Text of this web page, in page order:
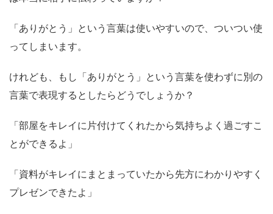
「ありがとう」という言葉は使いやすいので、ついつい使
ってしまいます。
けれども、もし「ありがとう」という言葉を使わずに別の
言葉で表現するとしたらどうでしょうか？
「部屋をキレイに片付けてくれたから気持ちよく過ごすこ
とができるよ」
「資料がキレイにまとまっていたから先方にわかりやすく
プレゼンできたよ」